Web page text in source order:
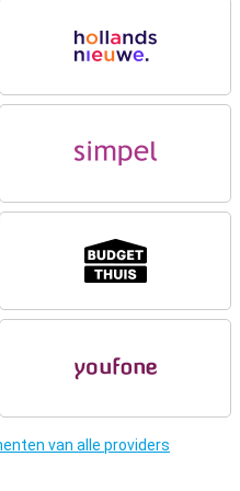
Apple Intelligence.
is voorzien van Ceramic
van scherpe beelden, of je
prestaties dan zijn
een hoger niveau. Of je nu
alles voelt razendsnel en
geniet je van snellere en
van alle providers